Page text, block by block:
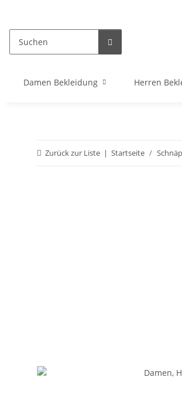
Damen Bekleidung Herren
Zurück zur Liste Startseite